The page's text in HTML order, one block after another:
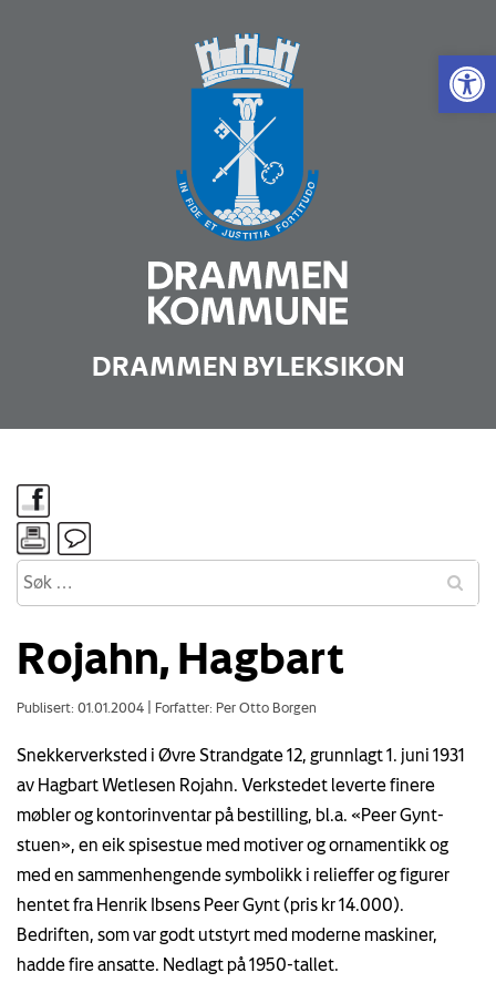
Vis
DRAMMEN BYLEKSIKON
Rojahn, Hagbart
Publisert: 01.01.2004 Forfatter: Per Otto Borgen
Snekkerverksted i Øvre Strandgate 12, grunnlagt 1. juni 1931
av Hagbart Wetlesen Rojahn. Verkstedet leverte finere
møbler og kontorinventar på bestilling, bl.a. «Peer Gynt-
stuen», en eik spisestue med motiver og ornamentikk og
med en sammenhengende symbolikk i relieffer og figurer
hentet fra Henrik Ibsens Peer Gynt (pris kr 14.000).
Bedriften, som var godt utstyrt med moderne maskiner,
hadde fire ansatte. Nedlagt på 1950-tallet.